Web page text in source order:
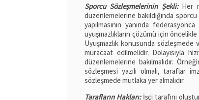
Sporcu Sözleşmelerinin Şekli:Her
düzenlemelerine bakıldığında
yapılmasının yanında
uyuşmazlıkların çözümü için
Uyuşmazlık konusunda
müracaat edilmelidir. Dolayısıyla
düzenlemelerine bakılmalıdır.
sözleşmesi yazılı olmalı, taraflar
sözleşmede mutlaka yer almalıdır.
Tarafların Hakları:İşçi tarafını